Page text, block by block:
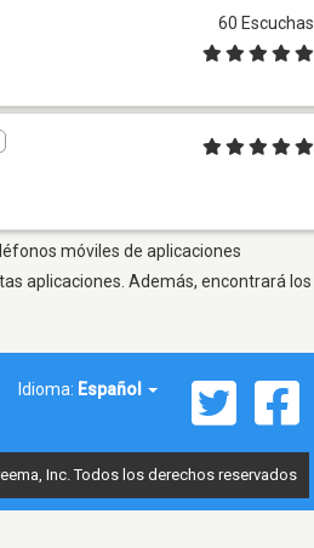
60 Escuchas
móviles de aplicaciones
aplicaciones. Además, encontrará los
Idioma: Español
Inc. Todos los derechos reservados